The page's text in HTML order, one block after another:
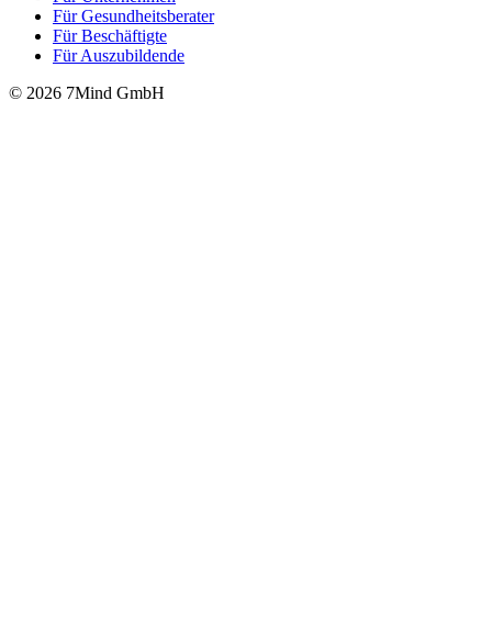
Für Gesund­heits­be­ra­ter
Für Beschäftigte
Für Auszubildende
© 2026 7Mind GmbH